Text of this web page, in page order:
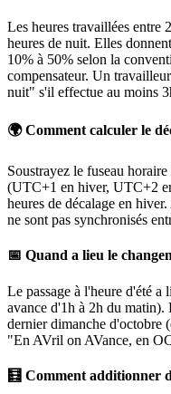
Les heures travaillées entre
heures de nuit. Elles
10% à 50% selon la
compensateur. Un
nuit" s'il effectue au moins
🌍 Comment calculer le
Soustrayez le fuseau
(UTC+1 en hiver, UTC+2
heures de décalage en
ne sont pas synchronisés
📅 Quand a lieu le
Le passage à l'heure d'été a
avance d'1h à 2h du matin).
dernier dimanche d'octobre
"En AVril on AVance, en
🧮 Comment additionner